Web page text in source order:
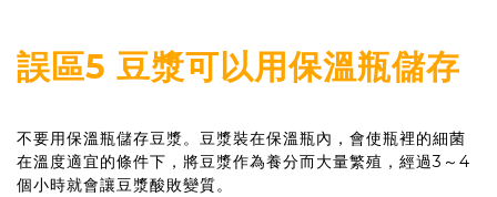
誤區5 豆漿可以用保溫瓶儲存
不要用保溫瓶儲存豆漿。豆漿裝在保溫瓶內，會使瓶裡的細菌
在溫度適宜的條件下，將豆漿作為養分而大量繁殖，經過3～4
個小時就會讓豆漿酸敗變質。